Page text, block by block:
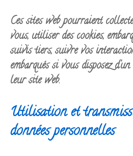
Ces sites web pourraient
vous, utiliser des cookies,
suivis tiers, suivre vos
embarqués si vous disposez
leur site web.
Utilisation et
données personnelles